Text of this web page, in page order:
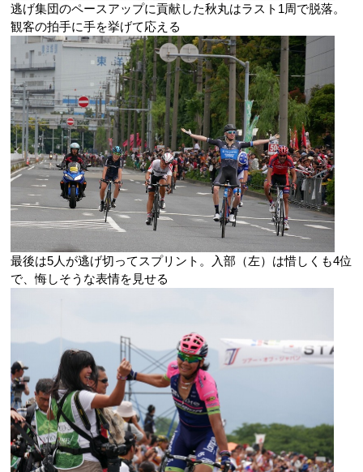
逃げ集団のペースアップに貢献した秋丸はラスト1周で脱落。
観客の拍手に手を挙げて応える
最後は5人が逃げ切ってスプリント。入部（左）は惜しくも4位
で、悔しそうな表情を見せる